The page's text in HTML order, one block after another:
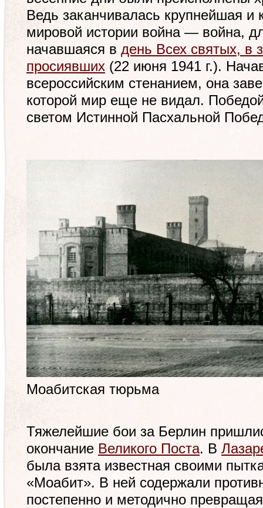
Ведь заканчивалась крупнейшая и
мировой истории война — война,
начавшаяся в день Всех святых, в
просиявших (22 июня 1941 г.).
всероссийским стенанием, она
которой мир еще не видал.
светом Истинной Пасхальной
Моабитская тюрьма
Тяжелейшие бои за Берлин
окончание Великого Поста. В
была взята известная своими
«Моабит». В ней содержали
постепенно и методично